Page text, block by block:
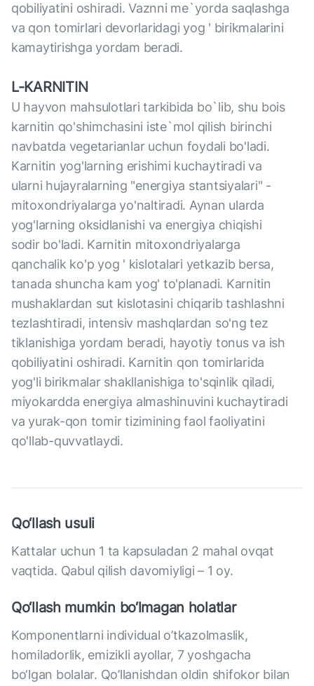
qobiliyatini oshiradi. Vaznni me`yorda saqlashga
va qon tomirlari devorlaridagi yog ' birikmalarini
kamaytirishga yordam beradi.
L-KARNITIN
U hayvon mahsulotlari tarkibida bo`lib, shu bois
karnitin qo'shimchasini iste`mol qilish birinchi
navbatda vegetarianlar uchun foydali bo'ladi.
Karnitin yog'larning erishimi kuchaytiradi va
ularni hujayralarning "energiya stantsiyalari" -
mitoxondriyalarga yo'naltiradi. Aynan ularda
yog'larning oksidlanishi va energiya chiqishi
sodir bo'ladi. Karnitin mitoxondriyalarga
qanchalik ko'p yog ' kislotalari yetkazib bersa,
tanada shuncha kam yog' to'planadi. Karnitin
mushaklardan sut kislotasini chiqarib tashlashni
tezlashtiradi, intensiv mashqlardan so'ng tez
tiklanishiga yordam beradi, hayotiy tonus va ish
qobiliyatini oshiradi. Karnitin qon tomirlarida
yog'li birikmalar shakllanishiga to'sqinlik qiladi,
miyokardda energiya almashinuvini kuchaytiradi
va yurak-qon tomir tizimining faol faoliyatini
qo'llab-quvvatlaydi.
Qo‘llash usuli
Kattalar uchun 1 ta kapsuladan 2 mahal ovqat
vaqtida. Qabul qilish davomiyligi – 1 oy.
Qo‘llash mumkin bo‘lmagan holatlar
Komponentlarni individual o’tkazolmaslik,
homiladorlik, emizikli ayollar, 7 yoshgacha
bo‘lgan bolalar. Qo’llanishdan oldin shifokor bilan